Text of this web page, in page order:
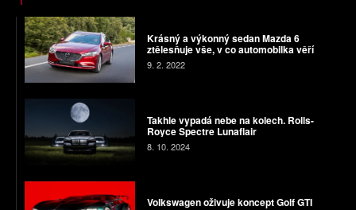
Krásný a výkonný sedan Mazda 6
ztělesňuje vše, v co automobilka věří
9. 2. 2022
Takhle vypadá nebe na kolech. Rolls-
Royce Spectre Lunaflair
8. 10. 2024
Volkswagen oživuje koncept Golf GTI